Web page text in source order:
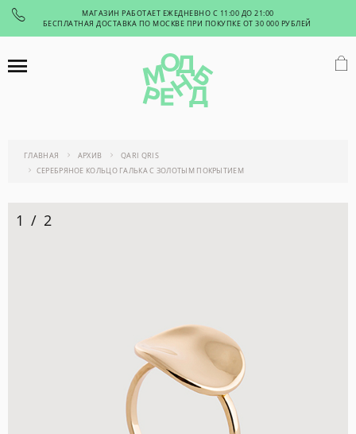
МАГАЗИН РАБОТАЕТ ЕЖЕДНЕВНО С 11:00 ДО 21:00
БЕСПЛАТНАЯ ДОСТАВКА ПО МОСКВЕ ПРИ ПОКУПКЕ ОТ 30 000 РУБЛЕЙ
ГЛАВНАЯ АРХИВ
QARI QRIS
СЕРЕБРЯНОЕ КОЛЬЦО ГАЛЬКА С ЗОЛОТЫМ ПОКРЫТИЕМ
1 / 2